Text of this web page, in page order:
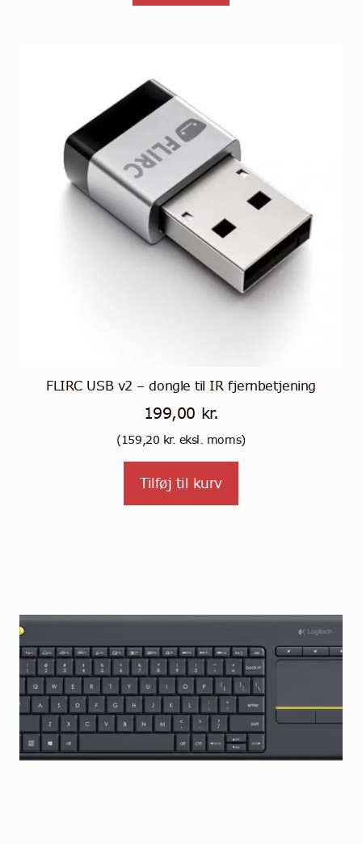
FLIRC USB v2 – dongle til IR fjernbetjening
199,00 kr.
(159,20 kr. eksl. moms)
Tilføj til kurv